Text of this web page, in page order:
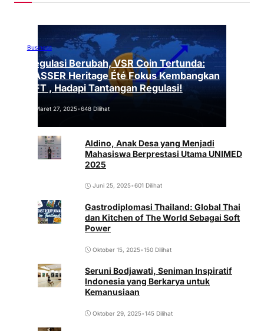
Business
Regulasi Berubah, VSR Coin Tertunda:
VASSER Heritage Été Fokus Kembangkan
NFT , Hadapi Tantangan Regulasi!
Maret 27, 2025•648 Dilihat
Aldino, Anak Desa yang Menjadi
Mahasiswa Berprestasi Utama UNIMED
2025
Juni 25, 2025•601 Dilihat
Gastrodiplomasi Thailand: Global Thai
dan Kitchen of The World Sebagai Soft
Power
Oktober 15, 2025•150 Dilihat
Seruni Bodjawati, Seniman Inspiratif
Indonesia yang Berkarya untuk
Kemanusiaan
Oktober 29, 2025•145 Dilihat